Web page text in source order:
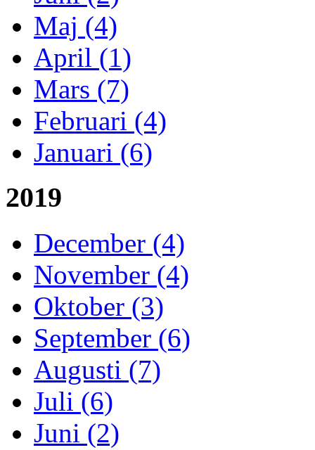
Maj (4)
April (1)
Mars (7)
Februari (4)
Januari (6)
2019
December (4)
November (4)
Oktober (3)
September (6)
Augusti (7)
Juli (6)
Juni (2)